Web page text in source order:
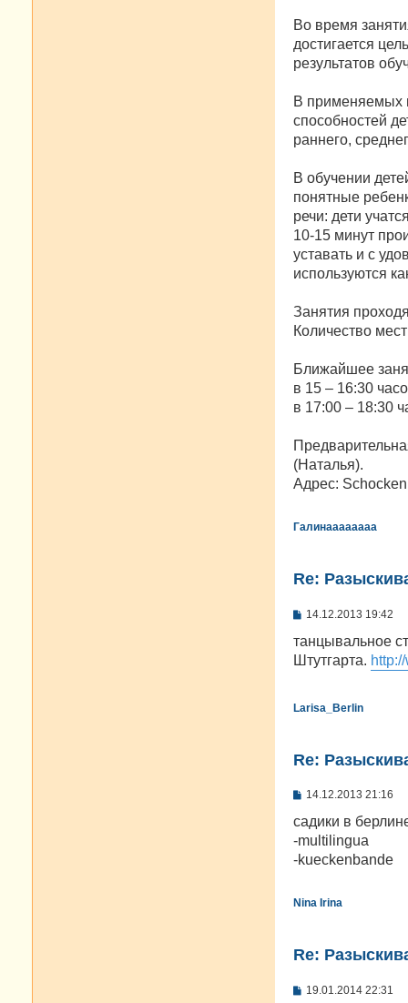
Во время
достигается
результатов
В применяемых
способностей
раннего,
В обучении
понятные
речи: дети
10-15 минут
уставать и с
используются
Занятия
Количество
Ближайшее
в 15 – 16:30
в 17:00 – 18:30
(Наталья).
Адрес:
Галинаааааааа
Re:
С
о
щ
е
14.12.2013 19:42
танцывальное
Штутгарта.
Larisa_Berlin
Re:
С
о
щ
е
е
14.12.2013 21:16
садики в
-multilingua
-kueckenbande
Nina Irina
Re:
С19.01.2014 22:31